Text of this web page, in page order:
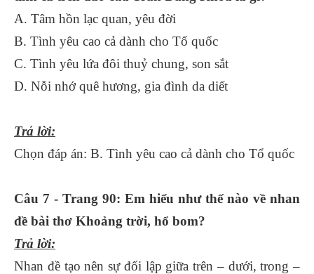
A. Tâm hồn lạc quan, yêu đời
B. Tình yêu cao cả dành cho Tổ quốc
C. Tình yêu lứa đôi thuỷ chung, son sắt
D. Nỗi nhớ quê hương, gia đình da diết
Trả lời:
Chọn đáp án: B. Tình yêu cao cả dành cho Tổ quốc
Câu 7 - Trang 90: Em hiểu như thế nào về nhan
đề bài thơ Khoảng trời, hổ bom?
Trả lời:
Nhan đề tạo nên sự đối lập giữa trên – dưới, trong –